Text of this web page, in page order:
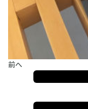
前へ